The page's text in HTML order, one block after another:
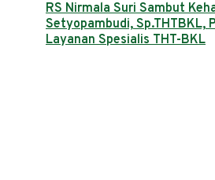
RS Nirmala Suri Sambut
Setyopambudi, Sp.THTBKL,
Layanan Spesialis THT-BKL